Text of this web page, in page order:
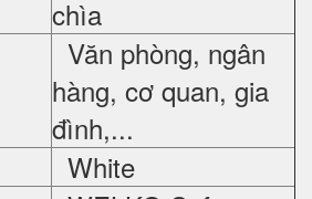
chìa
Văn phòng, ngân
hàng, cơ quan, gia
đình,...
White